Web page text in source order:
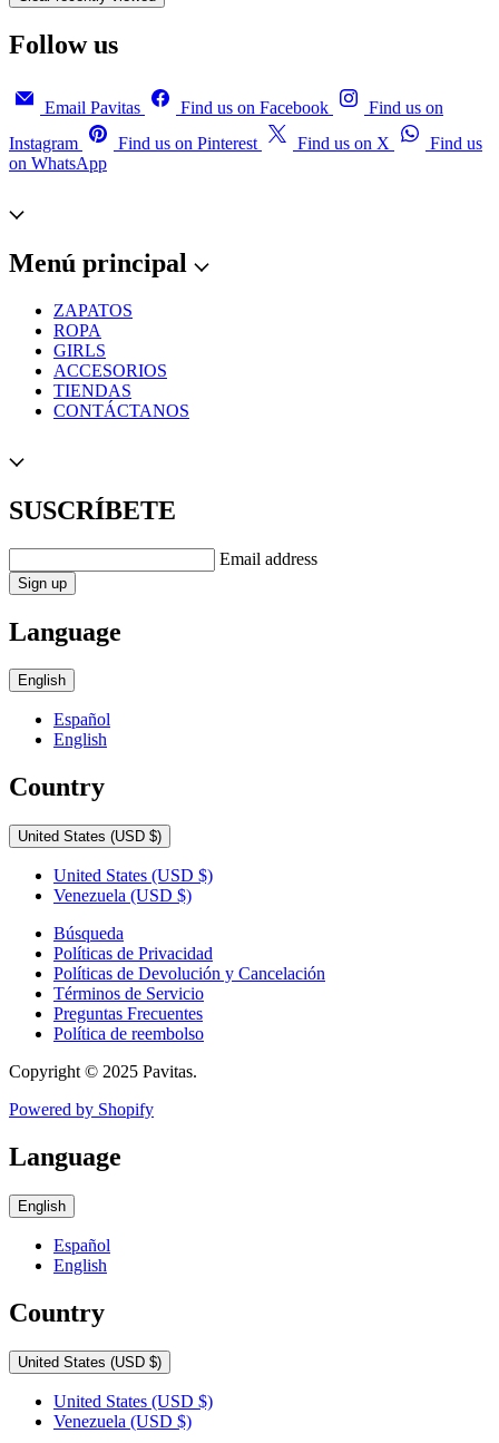
Follow us
Email Pavitas Find us on Facebook
Find us on
Instagram
Find us on Pinterest Find us on X
Find us
on WhatsApp
Menú principal
ZAPATOS
ROPA
GIRLS
ACCESORIOS
TIENDAS
CONTÁCTANOS
SUSCRÍBETE
Email address
Sign up
Language
English
Español
English
Country
United States (USD $)
United States (USD $)
Venezuela (USD $)
Búsqueda
Políticas de Privacidad
Políticas de Devolución y Cancelación
Términos de Servicio
Preguntas Frecuentes
Política de reembolso
Copyright © 2025 Pavitas.
Powered by Shopify
Language
English
Español
English
Country
United States (USD $)
United States (USD $)
Venezuela (USD $)